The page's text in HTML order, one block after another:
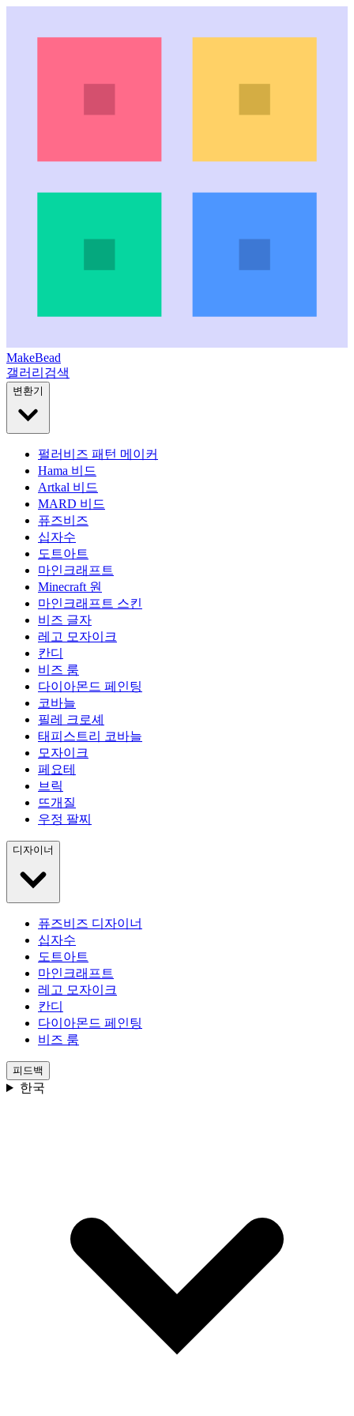
MakeBead
갤러리 검색
변환기
펄러비즈 패턴 메이커
Hama 비드
Artkal 비드
MARD 비드
퓨즈비즈
십자수
도트아트
마인크래프트
Minecraft 원
마인크래프트 스킨
비즈 글자
레고 모자이크
칸디
비즈 룸
다이아몬드 페인팅
코바늘
필레 크로셰
태피스트리 코바늘
모자이크
페요테
브릭
뜨개질
우정 팔찌
디자이너
퓨즈비즈 디자이너
십자수
도트아트
마인크래프트
레고 모자이크
칸디
다이아몬드 페인팅
비즈 룸
피드백
한국